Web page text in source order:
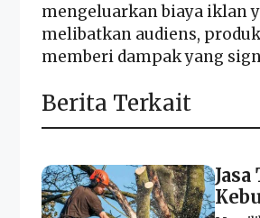
mengeluarkan biaya iklan
melibatkan audiens,
memberi dampak yang
Berita Terkait